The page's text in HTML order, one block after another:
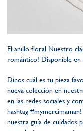
El anillo floral Nuestro
romántico! Disponible en
Dinos cuál es tu pieza
nueva colección en
en las redes sociales y
hashtag
nuestra guía de cuidados